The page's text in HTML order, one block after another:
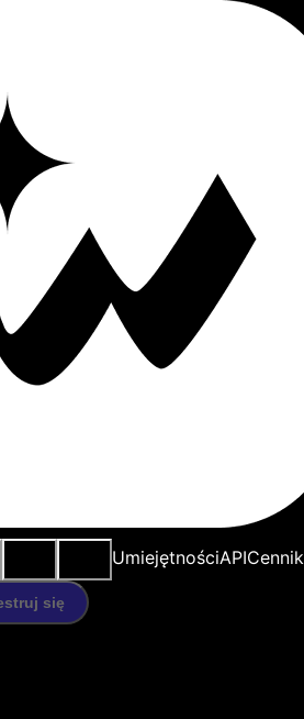
UmiejętnościAPICennik
się